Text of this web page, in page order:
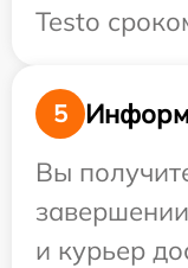
Testo
5
Вы
и курьер